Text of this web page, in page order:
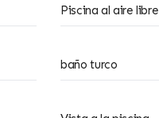
Piscina al aire libre
baño turco